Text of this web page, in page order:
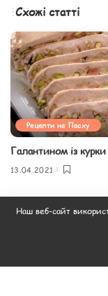
Схожі статті
Рецепти на Пасху
Галантином із курки
13.04.2021
Наш веб-сайт